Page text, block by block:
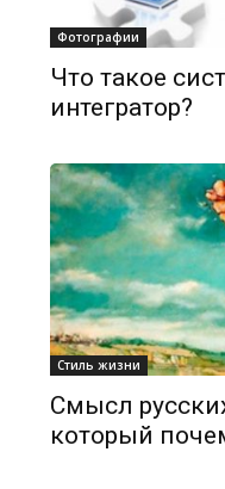
Фотографии
Что такое
интегратор?
Стиль жизни
Смысл
который